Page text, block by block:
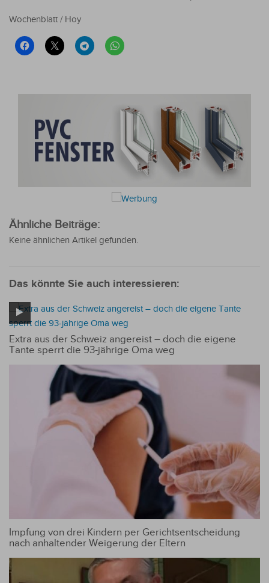
Wochenblatt / Hoy
Ähnliche Beiträge:
Keine ähnlichen Artikel gefunden.
Das könnte Sie auch interessieren:
Extra aus der Schweiz angereist – doch die eigene
Tante sperrt die 93-jährige Oma weg
Impfung von drei Kindern per Gerichtsentscheidung
nach anhaltender Weigerung der Eltern